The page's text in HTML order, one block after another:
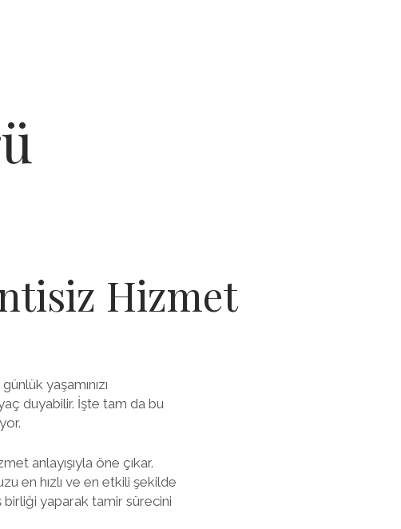
Hizmet
yaşamınızı
duyabilir. İşte tam da bu
anlayışıyla öne çıkar.
en hızlı ve en etkili şekilde
birliği yaparak tamir sürecini